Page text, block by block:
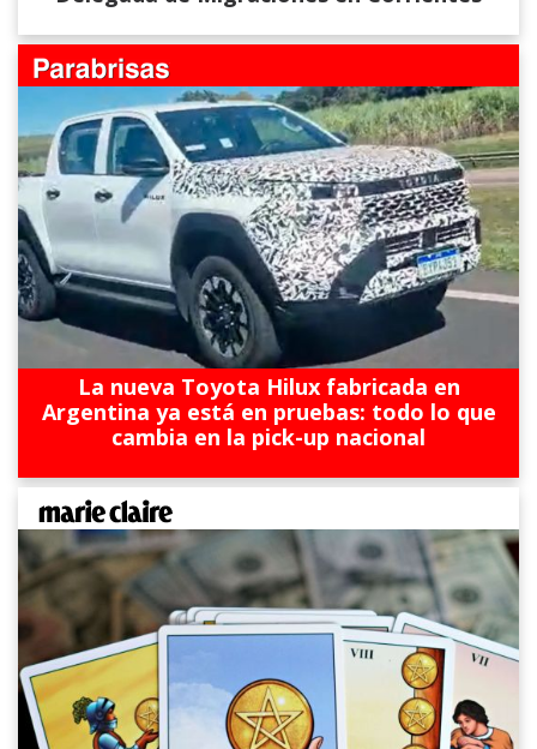
La nueva Toyota Hilux fabricada en
Argentina ya está en pruebas: todo lo que
cambia en la pick-up nacional